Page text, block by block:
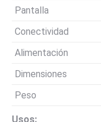
Pantalla
Conectividad
Alimentación
Dimensiones
Peso
Usos: